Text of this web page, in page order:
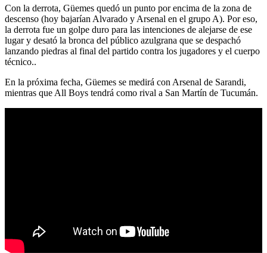
Con la derrota, Güemes quedó un punto por encima de la zona de
descenso (hoy bajarían Alvarado y Arsenal en el grupo A). Por eso,
la derrota fue un golpe duro para las intenciones de alejarse de ese
lugar y desató la bronca del público azulgrana que se despachó
lanzando piedras al final del partido contra los jugadores y el cuerpo
técnico..
En la próxima fecha, Güemes se medirá con Arsenal de Sarandi,
mientras que All Boys tendrá como rival a San Martín de Tucumán.